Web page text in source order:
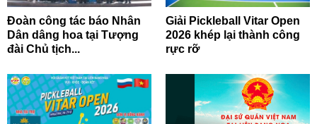
Đoàn công tác báo Nhân
Dân dâng hoa tại Tượng
đài Chủ tịch...
Giải Pickleball Vitar Open
2026 khép lại thành công
rực rỡ